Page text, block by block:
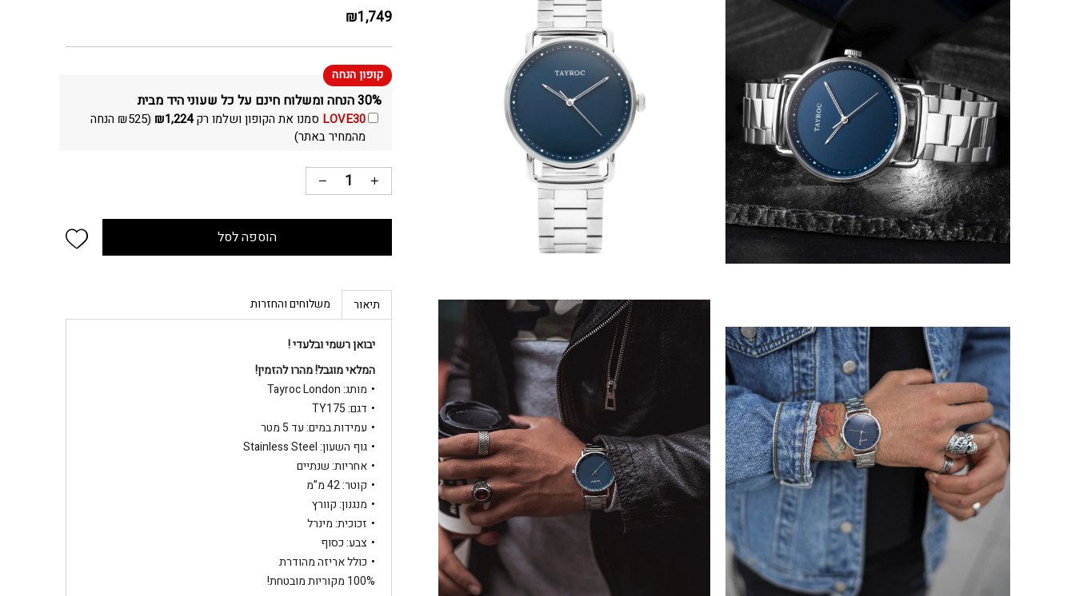
₪1,749
30% הנחה ומשלוח חינם על כל שעוני היד מבית
LOVE30 סמנו את הקופון ושלמו רק ₪1,224
(
₪525
הנחה
מהמחיר באתר)
הוספה לסל wishlist
תיאור משלוחים והחזרות
יבואן רשמי ובלעדי !
המלאי מוגבל! מהרו להזמין!
מותג: Tayroc London
דגם: TY175
עמידות במים: עד 5 מטר
גוף השעון: Stainless Steel
אחריות: שנתיים
קוטר: 42 מ”מ
מנגנון: קוורץ
זכוכית: מינרל
צבע: כסוף
כולל אריזה מהודרת
100% מקוריות מובטחת!